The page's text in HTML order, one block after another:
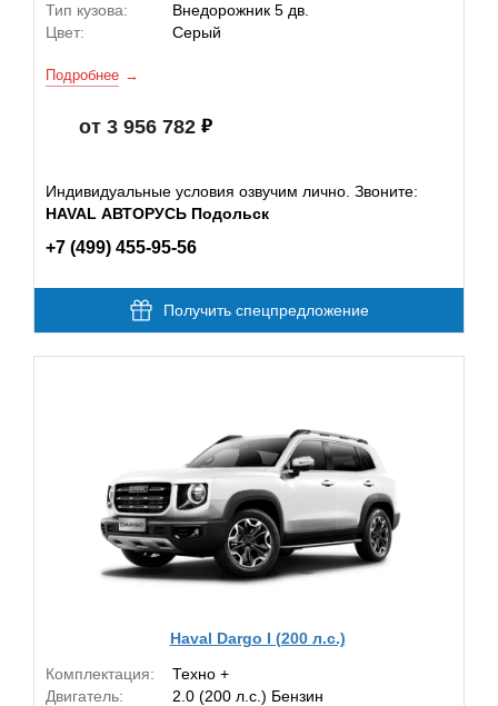
Тип кузова:
Внедорожник 5 дв.
Цвет:
Серый
Подробнее
от 3 956 782
Индивидуальные условия озвучим лично. Звоните:
HAVAL АВТОРУСЬ Подольск
+7 (499) 455-95-56
Получить спецпредложение
Haval Dargo I (200 л.с.)
Комплектация:
Техно +
Двигатель:
2.0 (200 л.с.) Бензин